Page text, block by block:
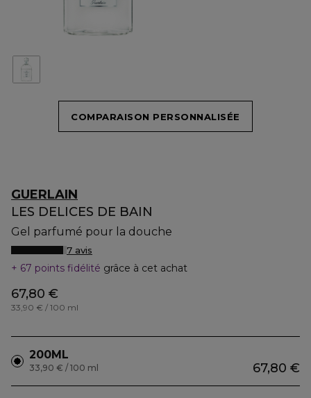
COMPARAISON PERSONNALISÉE
GUERLAIN
LES DELICES DE BAIN
Gel parfumé pour la douche
7 avis
67 points fidélité grâce à cet achat
67,80 €
33,90 € / 100 ml
200ML
67,80 €
33,90 € / 100 ml